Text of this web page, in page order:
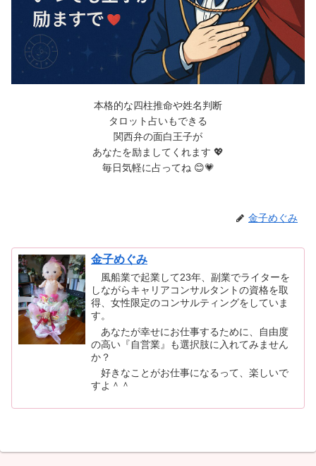
本格的な四柱推命や姓名判断
タロット占いもできる
関西弁の面白王子が
あなたを励ましてくれます 💖
毎日気軽に占ってね 😊💗
金子めぐみ
金子めぐみ
風船業で起業して23年、副業でライターを
しながらキャリアコンサルタントの資格を取
得、女性限定のコンサルティングをしていま
す。
あなたが幸せにお仕事するために、自由度
の高い『自営業』も選択肢に入れてみません
か？
好きなことがお仕事になるって、楽しいで
すよ＾＾